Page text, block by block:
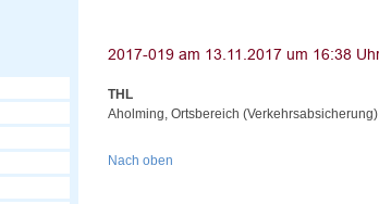
THL
Aholming, Ortsbereich (Verkehrsabsicherung)
Nach oben